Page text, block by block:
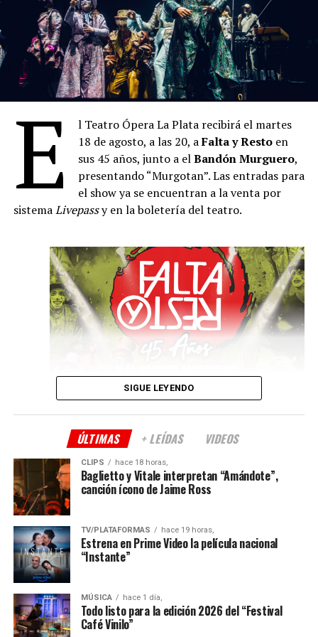
Concierto didáctico de Valor Vereda en la Escuela
Normal Nro. 8 de Boedo
Jueves 24 de septiembre – a las 21
La Ferni – Apertura del Festival
Viernes 25 de septiembre – a las 21
Manuela Argüello y Sebastián Gangi (interpretan la
obra de Hilda Herrera)
Sábado 26 de septiembre – a las 21
Vuela Chiringa (Torricelli – Juan Bennazar –
Trosman – Chiappero – Álvarez)
Domingo 27 de septiembre – a las
Nuevo Ciclo de Música Clásica – Elias Gurevich
Jueves 1 de octubre – a las 21
Locoto (Ale Franov – Facundo Guevara – Franco
Fontanarrosa)
Viernes 2 de octubre – a las 21
Ernesto Snajer
Después de la satisfactoria experiencia en 2025, la
programación incluye un concierto didáctico para las
infancias en la escuela normal Nro. 8 del barrio de
Boedo, de la mano del grupo Valor Vereda. Luego
E
l Teatro Ópera La Plata recibirá el martes
18 de agosto, a las 20, aFalta y Resto en
sus 45 años, junto a elBandón Murguero,
presentando “Murgotan”. Las entradas para
el show ya se encuentran a la venta por
sistemaLivepassy en la boletería del teatro.
Toda la fuerza y el poder de un coro ideal, impulsado
por la batería murguera y acompañado por un cuarteto
de cámara que aporta climas, matices y sutilezas.
SIGUE LEYENDO
ÚLTIMAS + LEÍDAS VIDEOS
CLIPS hace 18 horas,
Baglietto y Vitale interpretan “Amándote”,
canción ícono de Jaime Ross
TV/PLATAFORMAS hace 19 horas,
Estrena en Prime Video la película nacional
“Instante”
MÚSICA hace 1 día,
Todo listo para la edición 2026 del “Festival
Café Vinilo”